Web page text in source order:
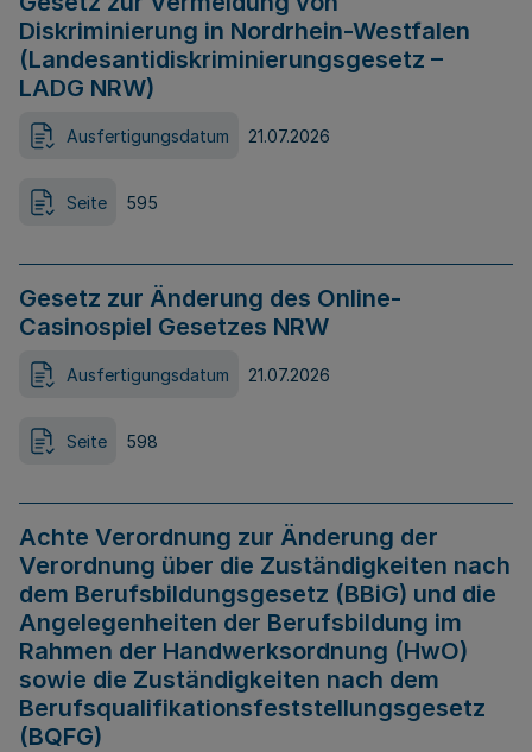
Diskriminierung in Nordrhein-Westfalen
(Landesantidiskriminierungsgesetz –
LADG NRW)
Ausfertigungsdatum 21.07.2026
Seite 595
Gesetz zur Änderung des Online-
Casinospiel Gesetzes NRW
Ausfertigungsdatum 21.07.2026
Seite 598
Achte Verordnung zur Änderung der
Verordnung über die Zuständigkeiten nach
dem Berufsbildungsgesetz (BBiG) und die
Angelegenheiten der Berufsbildung im
Rahmen der Handwerksordnung (HwO)
sowie die Zuständigkeiten nach dem
Berufsqualifikationsfeststellungsgesetz
(BQFG)